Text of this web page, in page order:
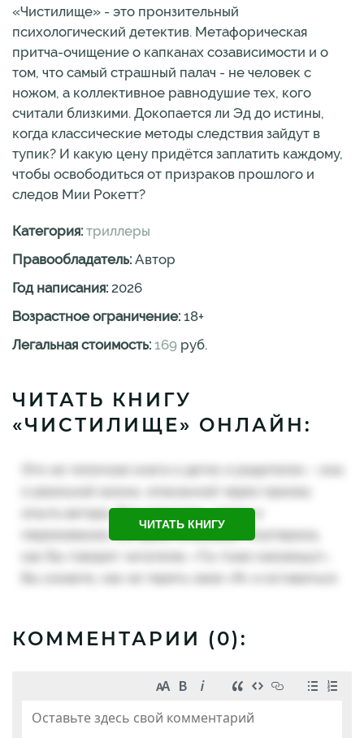
«Чистилище» - это пронзительный
психологический детектив. Метафорическая
притча-очищение о капканах созависимости и о
том, что самый страшный палач - не человек с
ножом, а коллективное равнодушие тех, кого
считали близкими. Докопается ли Эд до истины,
когда классические методы следствия зайдут в
тупик? И какую цену придётся заплатить каждому,
чтобы освободиться от призраков прошлого и
следов Мии Рокетт?
Категория: триллеры
Правообладатель: Автор
Год написания: 2026
Возрастное ограничение: 18+
Легальная стоимость: 169 руб.
ЧИТАТЬ КНИГУ
«ЧИСТИЛИЩЕ» ОНЛАЙН:
ЧИТАТЬ КНИГУ
КОММЕНТАРИИ (0):